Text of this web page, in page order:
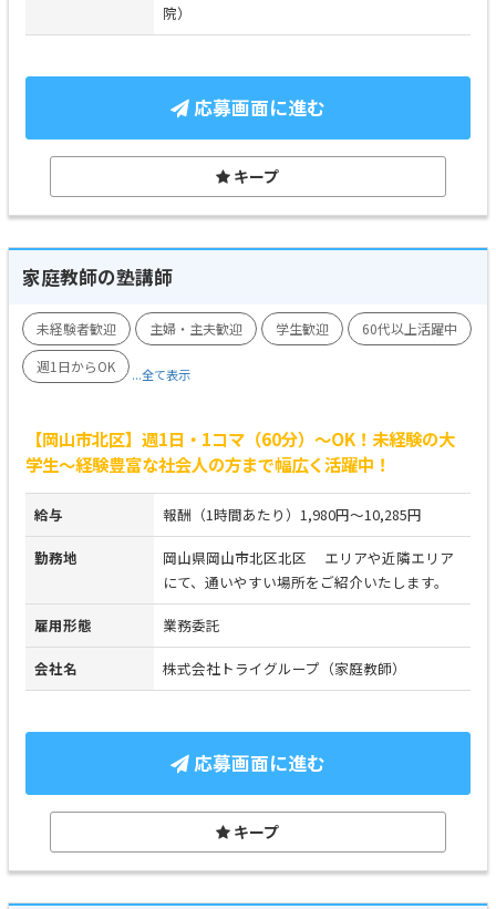
院）
応募画面に進む
キープ
家庭教師の塾講師
未経験者歓迎 主婦・主夫歓迎 学生歓迎
60代以上活躍中
週1日からOK
...全て表示
【岡山市北区】週1日・1コマ（60分）～OK！未経験の大
学生～経験豊富な社会人の方まで幅広く活躍中！
給与 報酬（1時間あたり）1,980円～10,285円
勤務地
岡山県岡山市北区北区 エリアや近隣エリア
にて、通いやすい場所をご紹介いたします。
雇用形態 業務委託
会社名 株式会社トライグループ（家庭教師）
応募画面に進む
キープ